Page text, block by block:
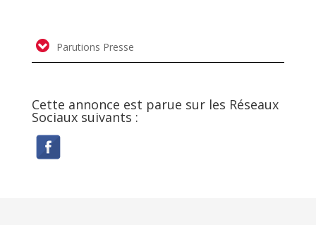
Parutions Presse
Cette annonce est parue sur les Réseaux
Sociaux suivants :